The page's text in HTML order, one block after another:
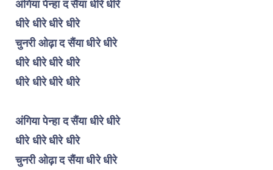
अंगिया पेन्हा द सैंया धीरे धीरे
धीरे धीरे धीरे धीरे
चुनरी ओढ़ा द सैंया धीरे धीरे
धीरे धीरे धीरे धीरे
धीरे धीरे धीरे धीरे
अंगिया पेन्हा द सैंया धीरे धीरे
धीरे धीरे धीरे धीरे
चुनरी ओढ़ा द सैंया धीरे धीरे